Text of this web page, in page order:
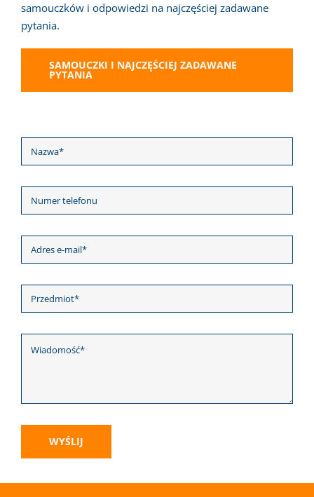
samouczków i odpowiedzi na najczęściej zadawane
pytania.
SAMOUCZKI I NAJCZĘŚCIEJ ZADAWANE
PYTANIA
WYŚLIJ